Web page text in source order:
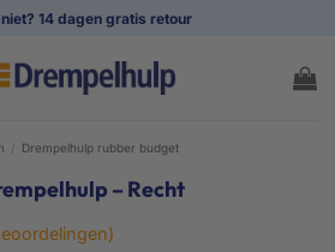
14 dagen gratis retour
/ Drempelhulp rubber budget
– Recht